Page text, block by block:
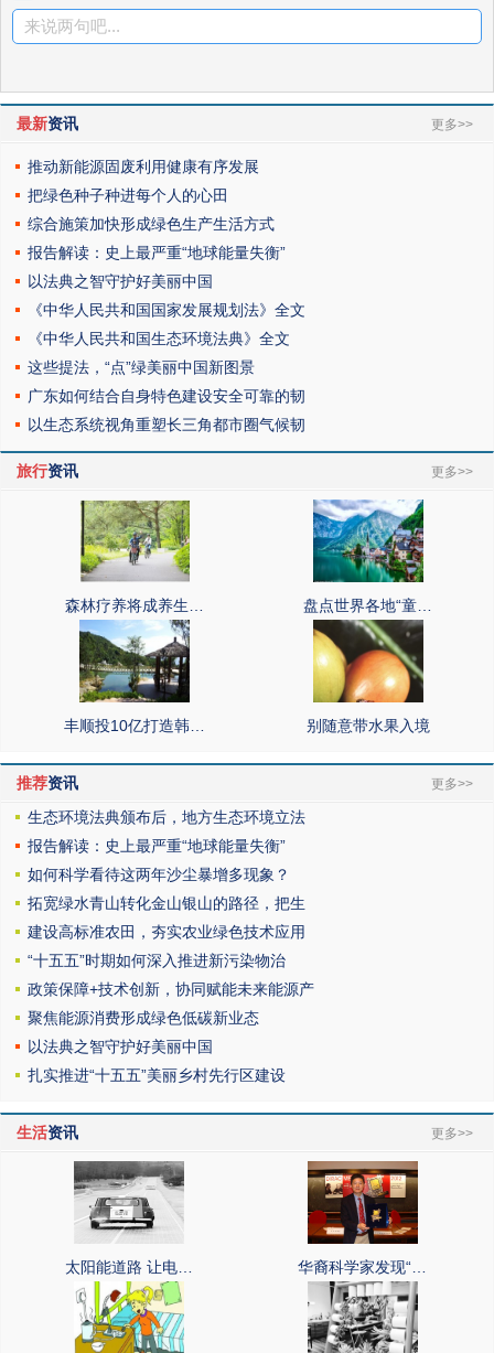
来说两句吧...
最新资讯 更多>>
推动新能源固废利用健康有序发展
把绿色种子种进每个人的心田
综合施策加快形成绿色生产生活方式
报告解读：史上最严重“地球能量失衡”
以法典之智守护好美丽中国
《中华人民共和国国家发展规划法》全文
《中华人民共和国生态环境法典》全文
这些提法，“点”绿美丽中国新图景
广东如何结合自身特色建设安全可靠的韧
以生态系统视角重塑长三角都市圈气候韧
旅行资讯 更多>>
森林疗养将成养生… 盘点世界各地“童…
丰顺投10亿打造韩… 别随意带水果入境
推荐资讯 更多>>
生态环境法典颁布后，地方生态环境立法
报告解读：史上最严重“地球能量失衡”
如何科学看待这两年沙尘暴增多现象？
拓宽绿水青山转化金山银山的路径，把生
建设高标准农田，夯实农业绿色技术应用
“十五五”时期如何深入推进新污染物治
政策保障+技术创新，协同赋能未来能源产
聚焦能源消费形成绿色低碳新业态
以法典之智守护好美丽中国
扎实推进“十五五”美丽乡村先行区建设
生活资讯 更多>>
太阳能道路 让电… 华裔科学家发现“…